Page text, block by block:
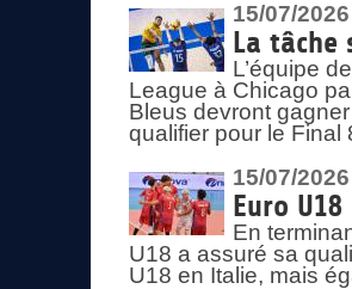
15/07/2026
La tâche
L’équipe
League à Chicago
Bleus devront
qualifier pour le Final
15/07/2026
Euro
En
U18 a assuré sa
U18 en Italie, mais